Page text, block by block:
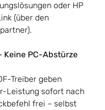
oder HP
(über den
Keine PC-Abstürze
Treiber geben
Leistung sofort nach
frei – selbst